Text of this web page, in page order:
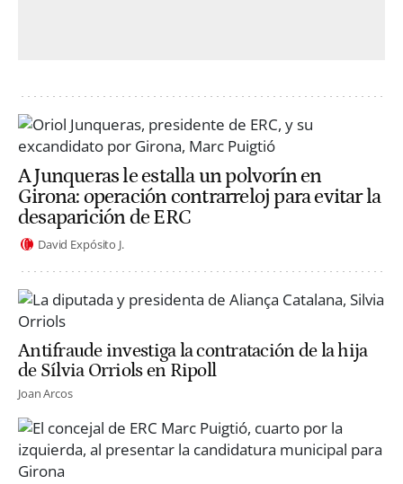
A Junqueras le estalla un polvorín en
Girona: operación contrarreloj para evitar la
desaparición de ERC
David Expósito J.
Antifraude investiga la contratación de la hija
de Sílvia Orriols en Ripoll
Joan Arcos